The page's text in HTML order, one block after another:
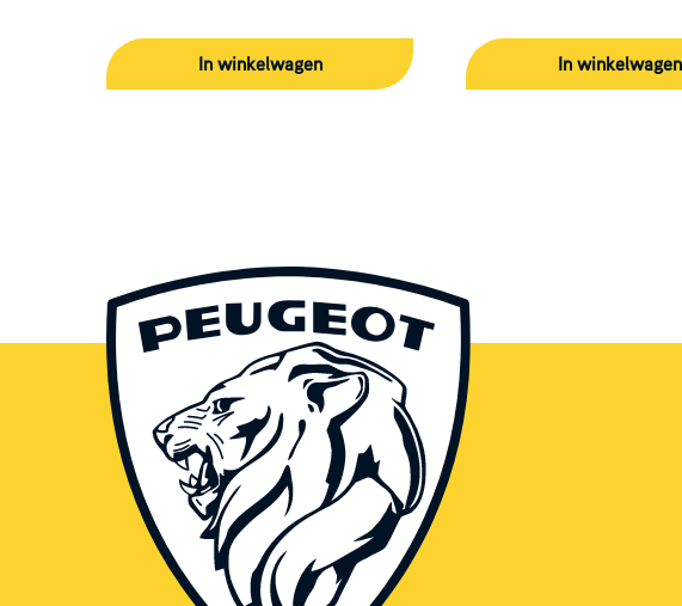
In winkelwagen In winkelwagen